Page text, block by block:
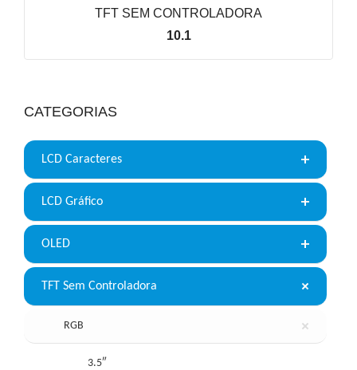
TFT SEM CONTROLADORA
10.1
CATEGORIAS
LCD Caracteres
LCD Gráfico
OLED
TFT Sem Controladora
RGB
3.5″